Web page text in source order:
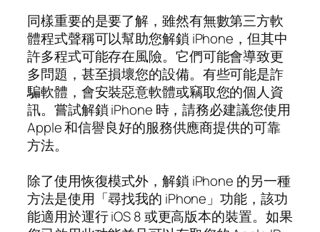
同樣重要的是要了解，雖然有無數第三方軟
體程式聲稱可以幫助您解鎖 iPhone，但其中
許多程式可能存在風險。它們可能會導致更
多問題，甚至損壞您的設備。有些可能是詐
騙軟體，會安裝惡意軟體或竊取您的個人資
訊。嘗試解鎖 iPhone 時，請務必建議您使用
Apple 和信譽良好的服務供應商提供的可靠
方法。
除了使用恢復模式外，解鎖 iPhone 的另一種
方法是使用「尋找我的 iPhone」功能，該功
能適用於運行 iOS 8 或更高版本的裝置。如果